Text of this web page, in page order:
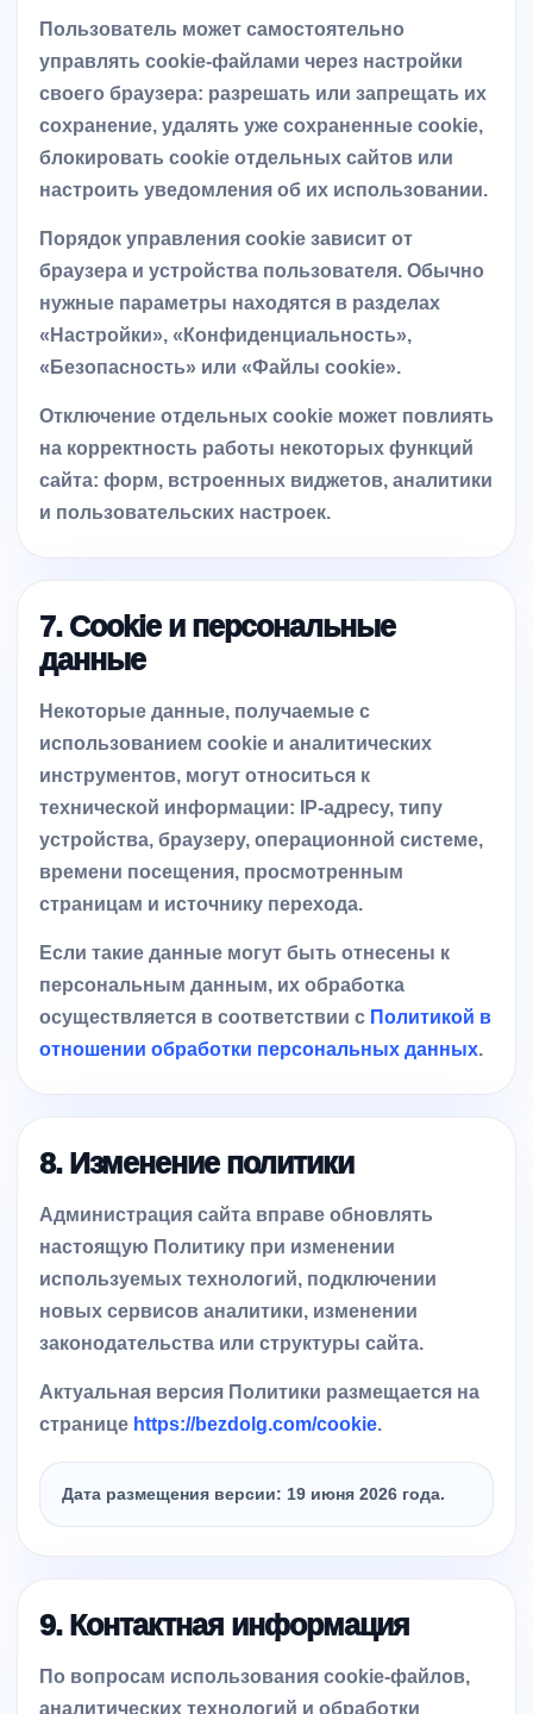
Пользователь может самостоятельно
управлять cookie-файлами через настройки
своего браузера: разрешать или запрещать их
сохранение, удалять уже сохраненные cookie,
блокировать cookie отдельных сайтов или
настроить уведомления об их использовании.
Порядок управления cookie зависит от
браузера и устройства пользователя. Обычно
нужные параметры находятся в разделах
«Настройки», «Конфиденциальность»,
«Безопасность» или «Файлы cookie».
Отключение отдельных cookie может повлиять
на корректность работы некоторых функций
сайта: форм, встроенных виджетов, аналитики
и пользовательских настроек.
7. Cookie и персональные
данные
Некоторые данные, получаемые с
использованием cookie и аналитических
инструментов, могут относиться к
технической информации: IP-адресу, типу
устройства, браузеру, операционной системе,
времени посещения, просмотренным
страницам и источнику перехода.
Если такие данные могут быть отнесены к
персональным данным, их обработка
осуществляется в соответствии с Политикой в
отношении обработки персональных данных.
8. Изменение политики
Администрация сайта вправе обновлять
настоящую Политику при изменении
используемых технологий, подключении
новых сервисов аналитики, изменении
законодательства или структуры сайта.
Актуальная версия Политики размещается на
странице https://bezdolg.com/cookie.
Дата размещения версии: 19 июня 2026 года.
9. Контактная информация
По вопросам использования cookie-файлов,
аналитических технологий и обработки